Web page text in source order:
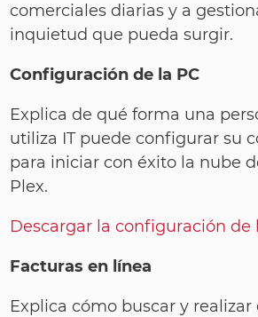
comerciales diarias y a
inquietud que pueda surgir.
Configuración de la PC
Explica de qué forma una
utiliza IT puede configurar su
para iniciar con éxito la nube
Plex.
Descargar la configuración de
Facturas en línea
Explica cómo buscar y realizar